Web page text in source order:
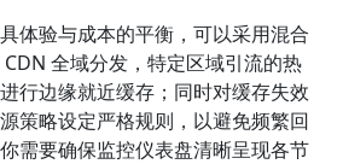
体验与成本的平衡，可以采用混合
全域分发，特定区域引流的热
行边缘就近缓存；同时对缓存失效
策略设定严格规则，以避免频繁回
需要确保监控仪表盘清晰呈现各节